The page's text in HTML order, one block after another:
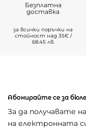
Безплатна
доставка
за всички поръчки на
стойност над 35€ /
68.45 лв.
Абонирайте се за
За да получавате
на електронната